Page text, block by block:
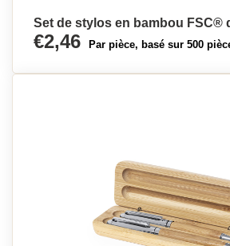
Set de stylos en bambou FSC®
€2,46 Par pièce, basé sur 500